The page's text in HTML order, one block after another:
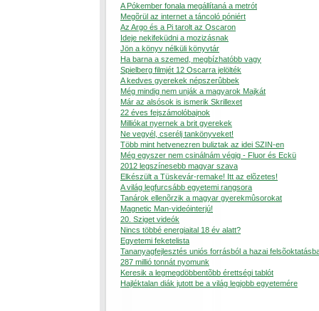
A Pókember fonala megállítaná a metrót
Megõrül az internet a táncoló póniért
Az Argo és a Pi tarolt az Oscaron
Ideje nekifeküdni a mozizásnak
Jön a könyv nélküli könyvtár
Ha barna a szemed, megbízhatóbb vagy
Spielberg filmjét 12 Oscarra jelölték
A kedves gyerekek népszerûbbek
Még mindig nem unják a magyarok Majkát
Már az alsósok is ismerik Skrillexet
22 éves fejszámolóbajnok
Milliókat nyernek a brit gyerekek
Ne vegyél, cserélj tankönyveket!
Több mint hetvenezren buliztak az idei SZIN-en
Még egyszer nem csinálnám végig - Fluor és Eckü
2012 legszínesebb magyar szava
Elkészült a Tüskevár-remake! Itt az elõzetes!
A világ legfurcsább egyetemi rangsora
Tanárok ellenõrzik a magyar gyerekmûsorokat
Magnetic Man-videóinterjú!
20. Sziget videók
Nincs többé energiaital 18 év alatt?
Egyetemi feketelista
Tananyagfejlesztés uniós forrásból a hazai
287 millió tonnát nyomunk
Keresik a legmegdöbbentõbb érettségi tablót
Hajléktalan diák jutott be a világ legjobb egyetemére